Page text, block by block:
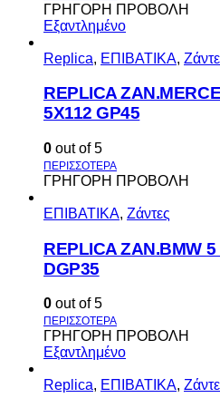
ΓΡΗΓΟΡΗ ΠΡΟΒΟΛΗ
Εξαντλημένο
Replica, ΕΠΙΒΑΤΙΚΑ,
REPLICA
5X112 GP45
0 out of 5
ΓΡΗΓΟΡΗ ΠΡΟΒΟΛΗ
ΕΠΙΒΑΤΙΚΑ, Ζάντες
REPLICA ZAN.BMW
DGP35
0 out of 5
ΓΡΗΓΟΡΗ ΠΡΟΒΟΛΗ
Εξαντλημένο
Replica, ΕΠΙΒΑΤΙΚΑ,